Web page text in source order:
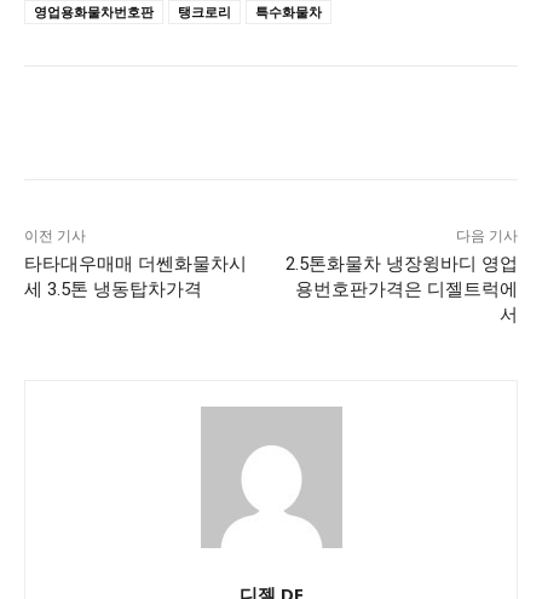
영업용화물차번호판
탱크로리 특수화물차
이전 기사
타타대우매매 더쎈화물차시
세 3.5톤 냉동탑차가격
다음 기사
2.5톤화물차 냉장윙바디 영업
용번호판가격은 디젤트럭에
서
디젤 DE